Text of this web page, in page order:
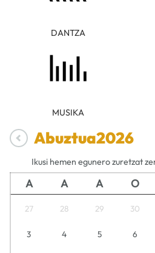
DANTZA
MUSIKA
Abuztua2026
Ikusi hemen egunero zuretzat
A A A O
27 28 29 30
3 4 5 6